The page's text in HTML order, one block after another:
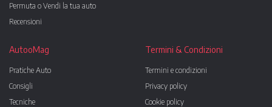
Permuta o Vendi la tua auto
Recensioni
AutooMag
Pratiche Auto
Consigli
Tecniche
Termini & Condizioni
Termini e condizioni
Privacy policy
Cookie policy